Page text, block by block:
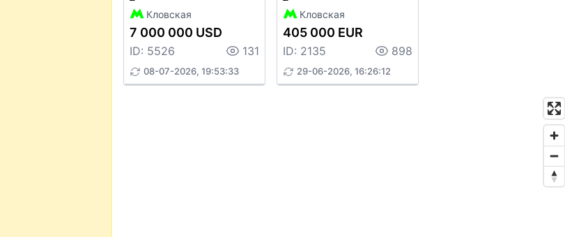
Кловская
7 000 000 USD
ID: 5526 131
08-07-2026, 19:53:33
Кловская
405 000 EUR
ID: 2135 898
29-06-2026, 16:26:12